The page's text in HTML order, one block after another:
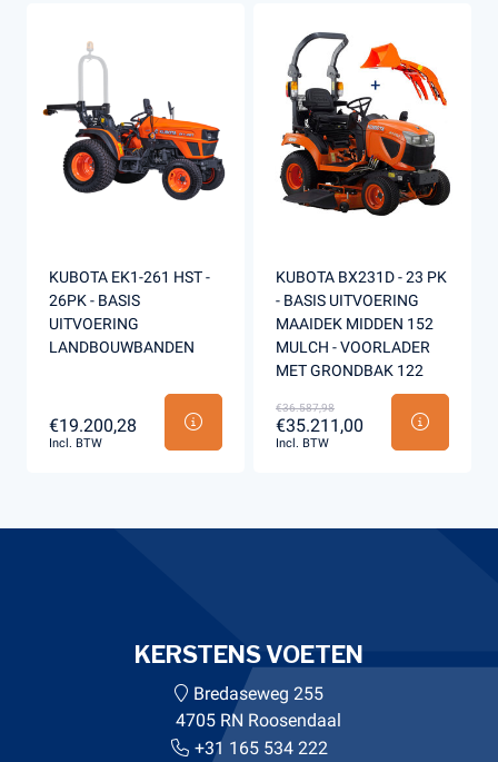
KUBOTA EK1-261 HST -
26PK - BASIS
UITVOERING
LANDBOUWBANDEN
€19.200,28
Incl. BTW
KUBOTA BX231D - 23 PK
- BASIS UITVOERING
MAAIDEK MIDDEN 152
MULCH - VOORLADER
MET GRONDBAK 122
€36.587,98
€35.211,00
Incl. BTW
KERSTENS VOETEN
Bredaseweg 255
4705 RN Roosendaal
+31 165 534 222